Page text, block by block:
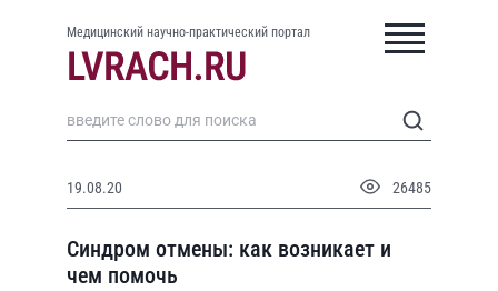
Медицинский научно-практический портал
19.08.20 26485
Синдром отмены: как возникает и
чем помочь